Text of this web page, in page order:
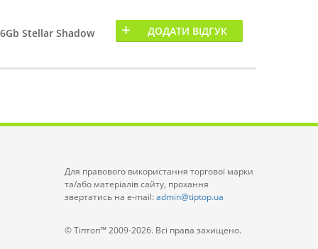
ДОДАТИ ВІДГУК
Stellar Shadow
Для правового використання торгової марки
та/або матеріалів сайту, прохання
звертатись на e-mail:admin@tiptop.ua
© Тіптоп™ 2009-2026. Всі права захищено.